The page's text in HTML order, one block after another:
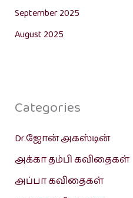
September 2025
August 2025
Categories
Dr.ஜோன் அகஸ்டின்
அக்கா தம்பி கவிதைகள்
அப்பா கவிதைகள்